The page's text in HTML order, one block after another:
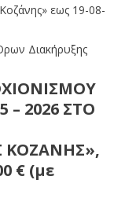
εως 19-08-
Διακήρυξης
– 2026 ΣΤΟ
ΚΟΖΑΝΗΣ»,
€ (με